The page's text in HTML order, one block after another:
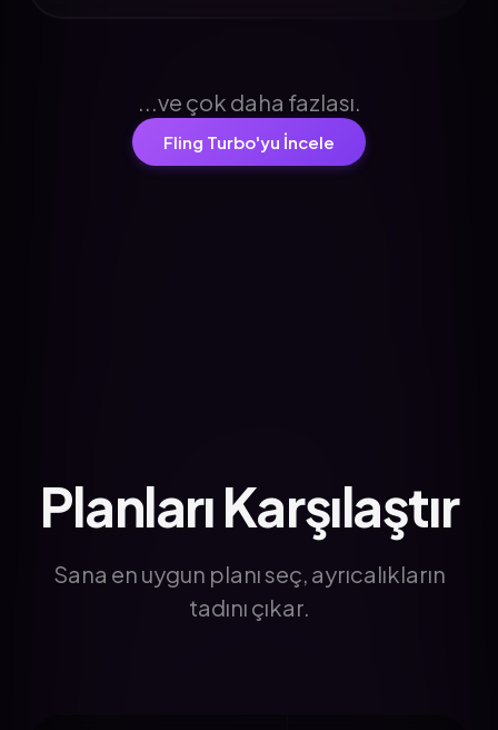
...ve çok daha fazlası.
Fling Turbo'yu İncele
Planları Karşılaştır
Sana en uygun planı seç, ayrıcalıkların
tadını çıkar.